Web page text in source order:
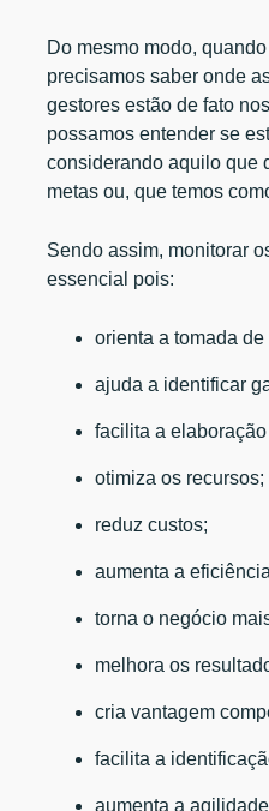
Do mesmo modo,
precisamos saber onde
gestores estão de fato
possamos entender se
considerando aquilo que
metas ou, que temos
Sendo assim, monitorar
essencial pois:
orienta a tomada de
ajuda a identificar
facilita a
otimiza os recursos;
reduz custos;
aumenta a
torna o negócio
melhora os
cria vantagem
facilita a
aumenta a